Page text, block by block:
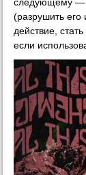
(разрушить его
действие,
если